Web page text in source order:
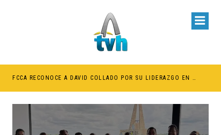
FCCA RECONOCE A DAVID COLLADO POR SU LIDERAZGO EN EL CRECIMIENTO DE LA INDUSTRIA DE CRUCEROS EN RD